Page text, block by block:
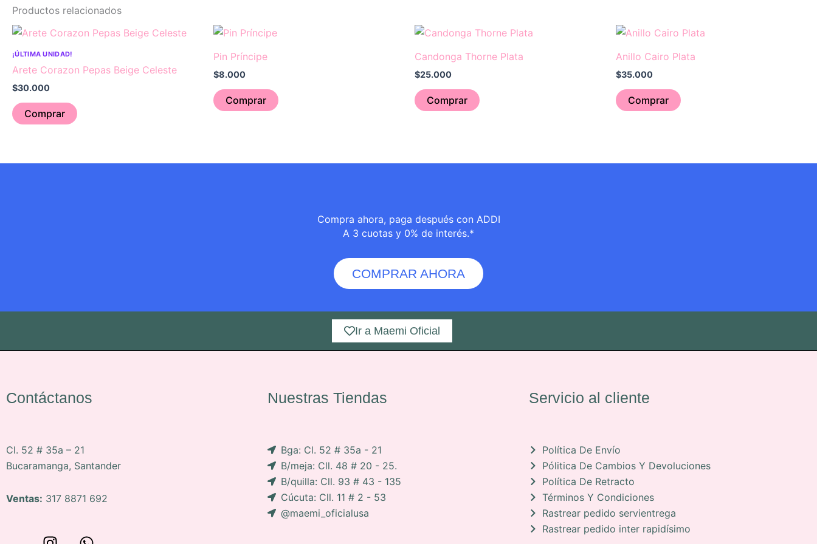
Productos relacionados
¡ÚLTIMA UNIDAD!
Arete Corazon Pepas Beige Celeste
$30.000
Comprar
Pin Príncipe
$8.000
Comprar
Candonga Thorne Plata
$25.000
Comprar
Anillo Cairo Plata
$35.000
Comprar
Compra ahora, paga después con ADDI
A 3 cuotas y 0% de interés.*
COMPRAR AHORA
Ir a Maemi Oficial
Contáctanos
Cl. 52 # 35a – 21
Bucaramanga, Santander
Ventas: 317 8871 692
Nuestras Tiendas
Bga: Cl. 52 # 35a - 21
B/meja: Cll. 48 # 20 - 25.
B/quilla: Cll. 93 # 43 - 135
Cúcuta: Cll. 11 # 2 - 53
@maemi_oficialusa
Servicio al cliente
Política De Envío
Pólitica De Cambios Y Devoluciones
Política De Retracto
Términos Y Condiciones
Rastrear pedido servientrega
Rastrear pedido inter rapidísimo